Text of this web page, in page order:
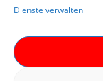
Dienste verwalten
F
a
I
n